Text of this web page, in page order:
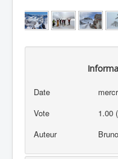
Date
Vote
1.00
Auteur
Bruno